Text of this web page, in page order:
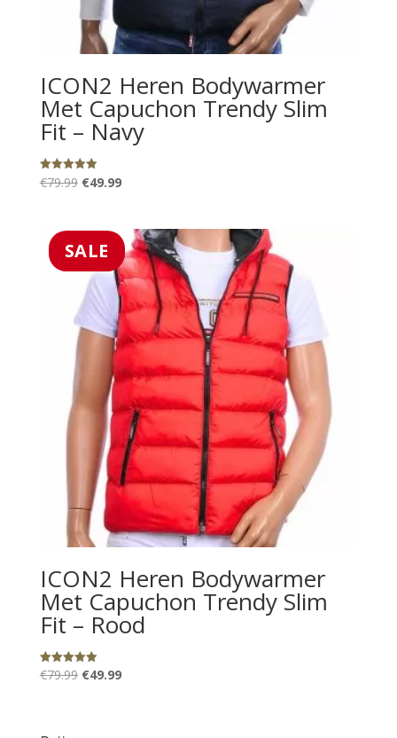
ICON2 Heren Bodywarmer
Met Capuchon Trendy Slim
Fit – Navy
Gewaardeerd
5.00
€79.99 Oorspronkelijke
€79.99.
€49.99Huidige
€49.99.
SALE
ICON2 Heren Bodywarmer
Met Capuchon Trendy Slim
Fit – Rood
Gewaardeerd
5.00
€79.99 Oorspronkelijke
€49.99Huidige